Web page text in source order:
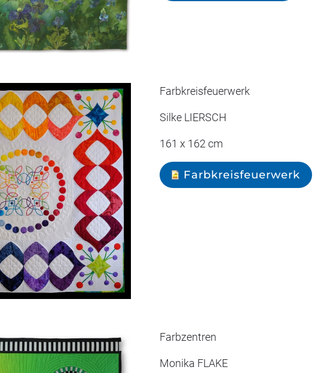
Farbkreisfeuerwerk
Silke LIERSCH
161 x 162 cm
Farbkreisfeuerwerk
Farbzentren
Monika FLAKE